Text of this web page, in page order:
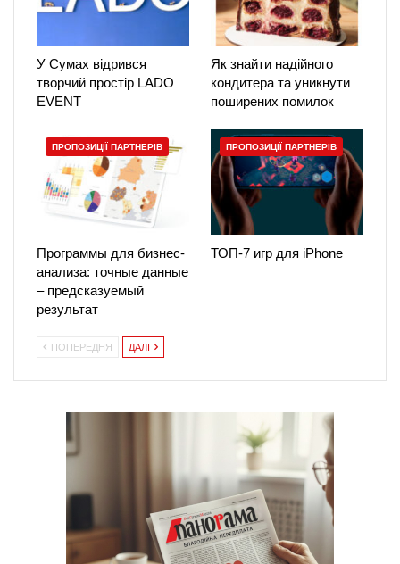
У Сумах відрився
творчий простір LADO
EVENT
Як знайти надійного
кондитера та уникнути
поширених помилок
ПРОПОЗИЦІЇ ПАРТНЕРІВ
Программы для бизнес-
анализа: точные данные
– предсказуемый
результат
ПРОПОЗИЦІЇ ПАРТНЕРІВ
ТОП-7 игр для iPhone
ПОПЕРЕДНЯ ДАЛІ